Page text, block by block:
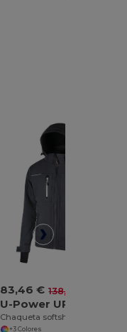
83,46 € 138,14 €
U-Power UPFU187
Chaqueta softshell Space
+3 Colores